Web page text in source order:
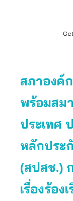
สภาองค์
พร้อมสม
ประเทศ
หลักประ
(สปสช.)
เรื่องร้อ